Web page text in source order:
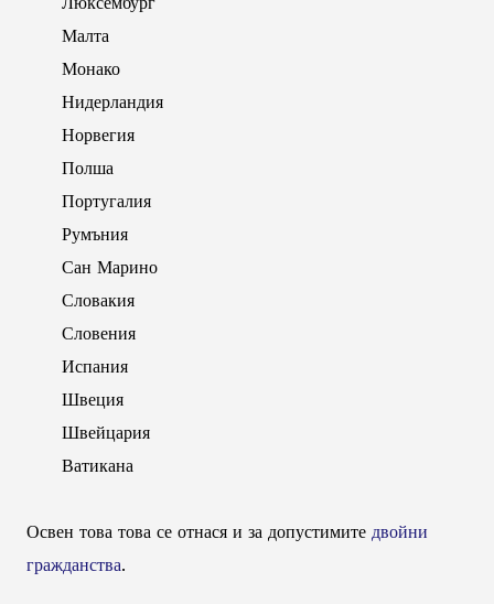
Малта
Монако
Нидерландия
Норвегия
Полша
Португалия
Румъния
Сан Марино
Словакия
Словения
Испания
Швеция
Швейцария
Ватикана
Освен това това се отнася и за допустимите двойни
гражданства.